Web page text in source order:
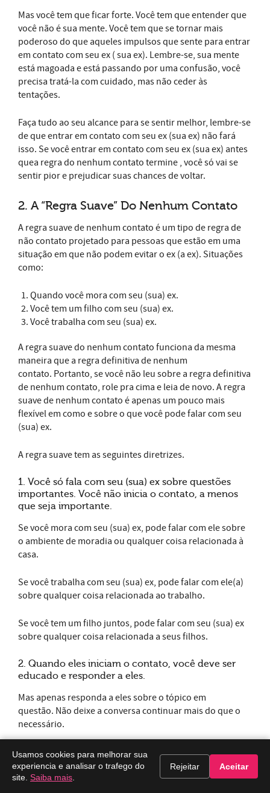
Mas você tem que ficar forte. Você tem que entender que
você não é sua mente. Você tem que se tornar mais
poderoso do que aqueles impulsos que sente para entrar
em contato com seu ex ( sua ex). Lembre-se, sua mente
está magoada e está passando por uma confusão, você
precisa tratá-la com cuidado, mas não ceder às
tentações.
Faça tudo ao seu alcance para se sentir melhor, lembre-se
de que entrar em contato com seu ex (sua ex) não fará
isso. Se você entrar em contato com seu ex (sua ex) antes
quea regra do nenhum contato termine , você só vai se
sentir pior e prejudicar suas chances de voltar.
2. A “Regra Suave” Do Nenhum Contato
A regra suave de nenhum contato é um tipo de regra de
não contato projetado para pessoas que estão em uma
situação em que não podem evitar o ex (a ex). Situações
como:
Quando você mora com seu (sua) ex.
Você tem um filho com seu (sua) ex.
Você trabalha com seu (sua) ex.
A regra suave do nenhum contato funciona da mesma
maneira que a regra definitiva de nenhum
contato. Portanto, se você não leu sobre a regra definitiva
de nenhum contato, role pra cima e leia de novo. A regra
suave de nenhum contato é apenas um pouco mais
flexível em como e sobre o que você pode falar com seu
(sua) ex.
A regra suave tem as seguintes diretrizes.
1. Você só fala com seu (sua) ex sobre questões
importantes. Você não inicia o contato, a menos
que seja importante.
Se você mora com seu (sua) ex, pode falar com ele sobre
o ambiente de moradia ou qualquer coisa relacionada à
casa.
Se você trabalha com seu (sua) ex, pode falar com ele(a)
sobre qualquer coisa relacionada ao trabalho.
Se você tem um filho juntos, pode falar com seu (sua) ex
sobre qualquer coisa relacionada a seus filhos.
2. Quando eles iniciam o contato, você deve ser
educado e responder a eles.
Mas apenas responda a eles sobre o tópico em
questão. Não deixe a conversa continuar mais do que o
necessário.
3. Se o seu (sua) ex tenta falar sobre algo pessoal,
tente encerrar a conversa imediatamente.
Mas não seja rude com isso. Seja honesto(a) e diga que
Usamos cookies para melhorar sua
experiencia e analisar o trafego do
site. Saiba mais
Rejeitar Aceitar